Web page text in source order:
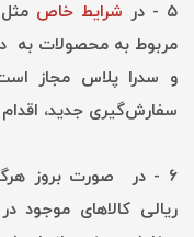
۵ - در شرایط خاص
مربوط به محصولات به
و سدرا پلاس مجاز
سفارش‌‏گیری جدید،
۶ - در صورت بروز
ریالی کالاهای موجود